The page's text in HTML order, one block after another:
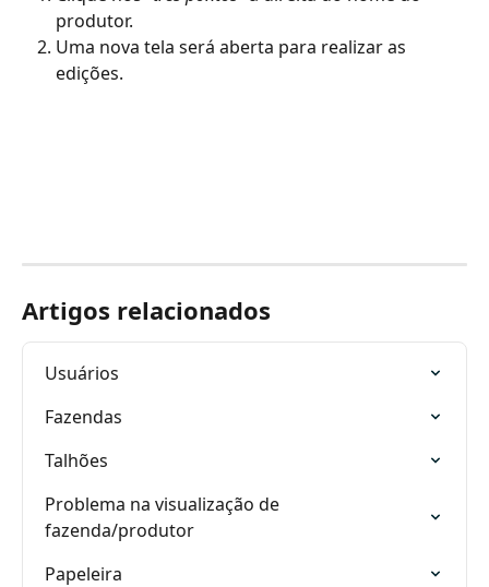
produtor.
Uma nova tela será aberta para realizar as
edições.
Artigos relacionados
Usuários
Fazendas
Talhões
Problema na visualização de
fazenda/produtor
Papeleira